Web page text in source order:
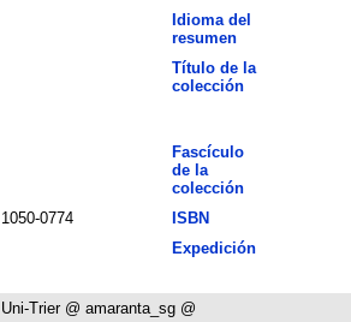
Idioma del
resumen
Título de la
colección
Fascículo
de la
colección
1050-0774
ISBN
Expedición
Uni-Trier @ amaranta_sg @